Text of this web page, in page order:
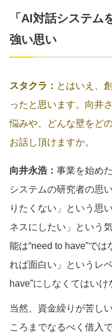
「AI対話システム
強い思い
スタクラ： とはいえ、
ったと思います。向井
悩みや、どんな壁をど
お話し頂けますか。
向井永浩： 事業を始め
システムの研究者の思
りたくない」という思
ネスにしたい」という
能は“need to have”では
れば面白い」というレ
have”にしなくてはいけ
当然、資金繰りが苦し
ころまでなるべく借入